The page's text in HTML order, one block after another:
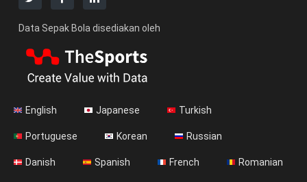
Data Sepak Bola disediakan oleh
English Japanese Turkish
Portuguese Korean Russian
Danish Spanish French Romanian